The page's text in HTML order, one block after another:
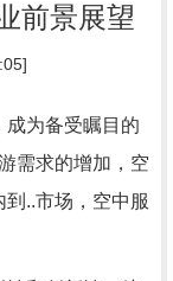
前景展望
成为备受瞩目的
需求的增加，空
..市场，空中服